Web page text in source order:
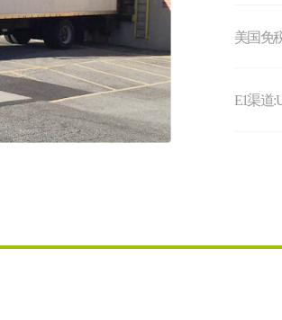
美国免
E1渠道